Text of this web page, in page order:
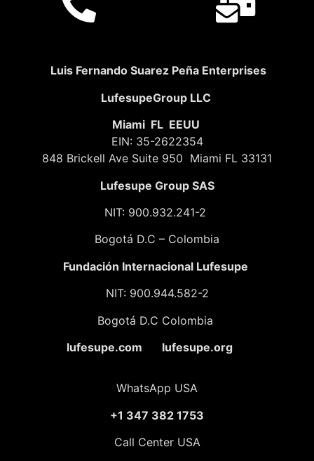
Luis Fernando Suarez Peña Enterprises
LufesupeGroup LLC
Miami FL EEUU
EIN: 35-2622354
848 Brickell Ave Suite 950 Miami FL 33131
Lufesupe Group SAS
NIT: 900.932.241-2
Bogotá D.C – Colombia
Fundación Internacional Lufesupe
NIT: 900.944.582-2
Bogotá D.C Colombia
lufesupe.com lufesupe.org
WhatsApp USA
+1 347 382 1753
Call Center USA